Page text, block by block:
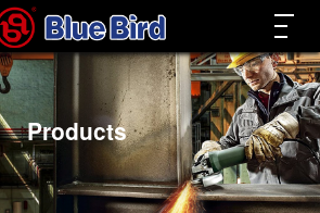
Products
关闭